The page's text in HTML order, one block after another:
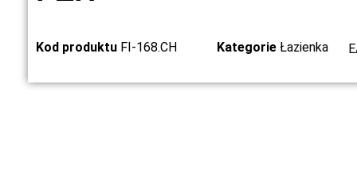
Kod produktu FI-168.CH Kategorie Łazienka